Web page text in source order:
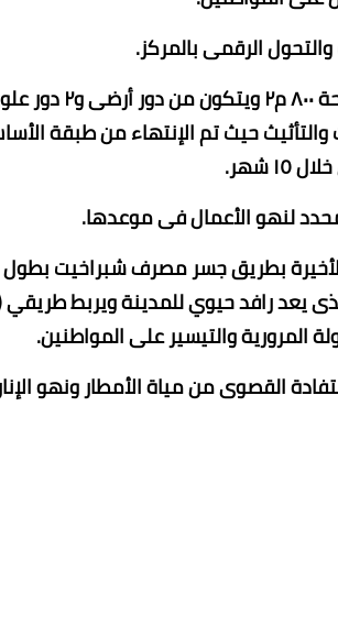
الرقمى بالمركز.
وكذا الأعمال الجارية لإحلال وتجديد مبنى الوحدة المحلية المقام على مساحة
والتأثيث حيث تم الإنتهاء من طبقة
شهر.
لنهو الأعمال فى موعدها.
٩٩ ٪ من الأعمال بالطريق الذى يعد رافد حيوي للمدينة ويربط
والتيسير على المواطنين.
القصوى من مياة الأمطار ونهو